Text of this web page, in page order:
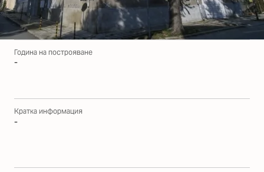
Година на построяване
-
Кратка информация
-